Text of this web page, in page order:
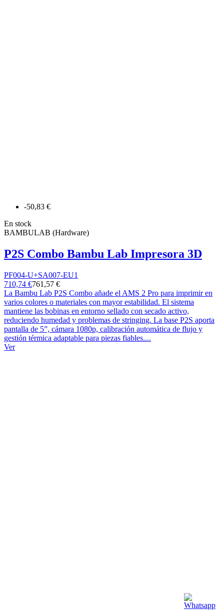
-50,83 €
En stock
BAMBULAB (Hardware)
P2S Combo Bambu Lab Impresora 3D
PF004-U+SA007-EU1
710,74 €761,57 €
La Bambu Lab P2S Combo añade el AMS 2 Pro para imprimir en
varios colores o materiales con mayor estabilidad. El sistema
mantiene las bobinas en entorno sellado con secado activo,
reduciendo humedad y problemas de stringing. La base P2S aporta
pantalla de 5”, cámara 1080p, calibración automática de flujo y
gestión térmica adaptable para piezas fiables....
Ver